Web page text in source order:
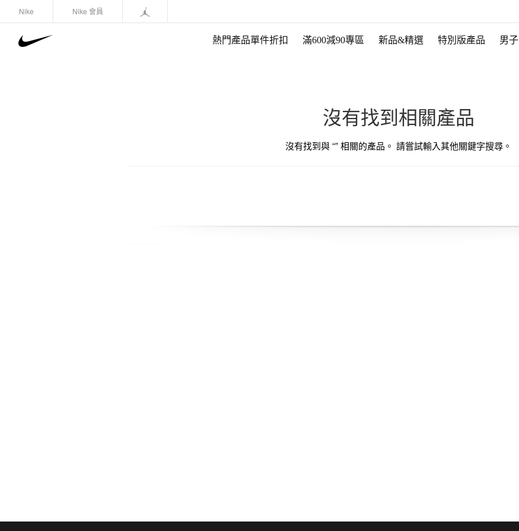
Nike Nike 會員
熱門產品單件折扣 滿600減90專區 新品&精選 特別版產品 男子
沒有找到相關產品
沒有找到與 “” 相關的產品。 請嘗試輸入其他關鍵字搜尋。